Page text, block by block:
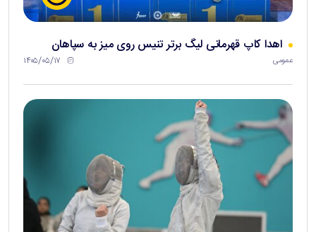
اهدا کاپ قهرمانی لیگ برتر تنیس روی میز به سپاهان
عمومی ۱۴۰۵/۰۵/۱۷